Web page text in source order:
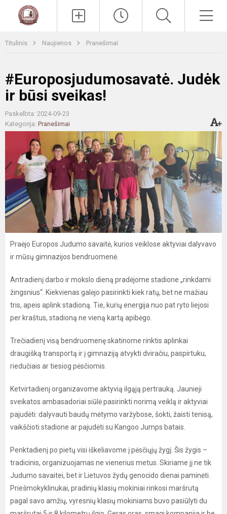
Titulinis Naujienos Pranešimai
#Europosjudumosavatė. Judėk
ir būsi sveikas!
Paskelbta: 2024-09-23
Kategorija: Pranešimai
Praėjo Europos Judumo savaitė, kurios veiklose aktyviai dalyvavo
ir mūsų gimnazijos bendruomenė.
Antradienį darbo ir mokslo dieną pradėjome stadione „rinkdami
žingsnius“. Kiekvienas galėjo pasirinkti kiek ratų, bet ne mažiau
tris, apeis aplink stadioną. Tie, kurių energija nuo pat ryto liejosi
per kraštus, stadioną ne vieną kartą apibėgo.
Trečiadienį visą bendruomenę skatinome rinktis aplinkai
draugišką transportą ir į gimnaziją atvykti dviračiu, paspirtuku,
riedučiais ar tiesiog pėsčiomis.
Ketvirtadienį organizavome aktyvią ilgąją pertrauką. Jaunieji
sveikatos ambasadoriai siūlė pasirinkti norimą veiklą ir aktyviai
pajudėti: dalyvauti baudų mėtymo varžybose, šokti, žaisti tenisą,
vaikščioti stadione ar pajudėti su Kangoo Jumps batais.
Penktadienį po pietų visi iškeliavome į pėsčiųjų žygį. Šis žygis –
tradicinis, organizuojamas ne vienerius metus. Skiriame jį ne tik
Judumo savaitei, bet ir Lietuvos žydų genocido dienai paminėti.
Priešmokyklinukai, pradinių klasių mokiniai rinkosi maršrutą
pagal savo amžių, vyresnių klasių mokiniams buvo pasiūlyti du